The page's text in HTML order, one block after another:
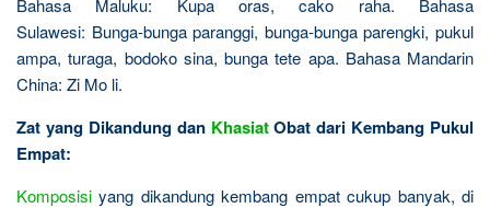
Bahasa Maluku: Kupa oras, cako raha. Bahasa
Sulawesi: Bunga-bunga paranggi, bunga-bunga parengki, pukul
ampa, turaga, bodoko sina, bunga tete apa. Bahasa Mandarin
China: Zi Mo li.
Zat yang Dikandung dan KhasiatObat dari Kembang Pukul
Empat:
Komposisi yang dikandung kembang empat cukup banyak, di